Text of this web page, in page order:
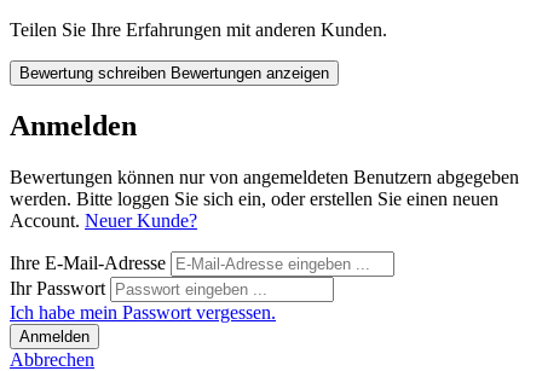
Teilen Sie Ihre Erfahrungen mit anderen Kunden.
Bewertung schreiben Bewertungen anzeigen
Anmelden
Bewertungen können nur von angemeldeten Benutzern abgegeben
werden. Bitte loggen Sie sich ein, oder erstellen Sie einen neuen
Account. Neuer Kunde?
Ihre E-Mail-Adresse
Ihr Passwort
Ich habe mein Passwort vergessen.
Anmelden
Abbrechen